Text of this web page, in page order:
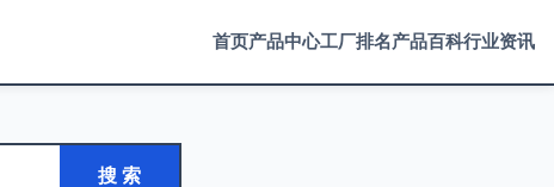
首页产品中心工厂排名产品百科行业资讯
搜 索